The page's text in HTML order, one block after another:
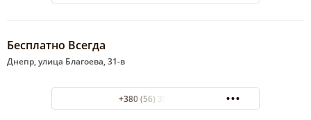
Бесплатно Всегда
Днепр, улица Благоева, 31-в
+380 (56) 35-77-52